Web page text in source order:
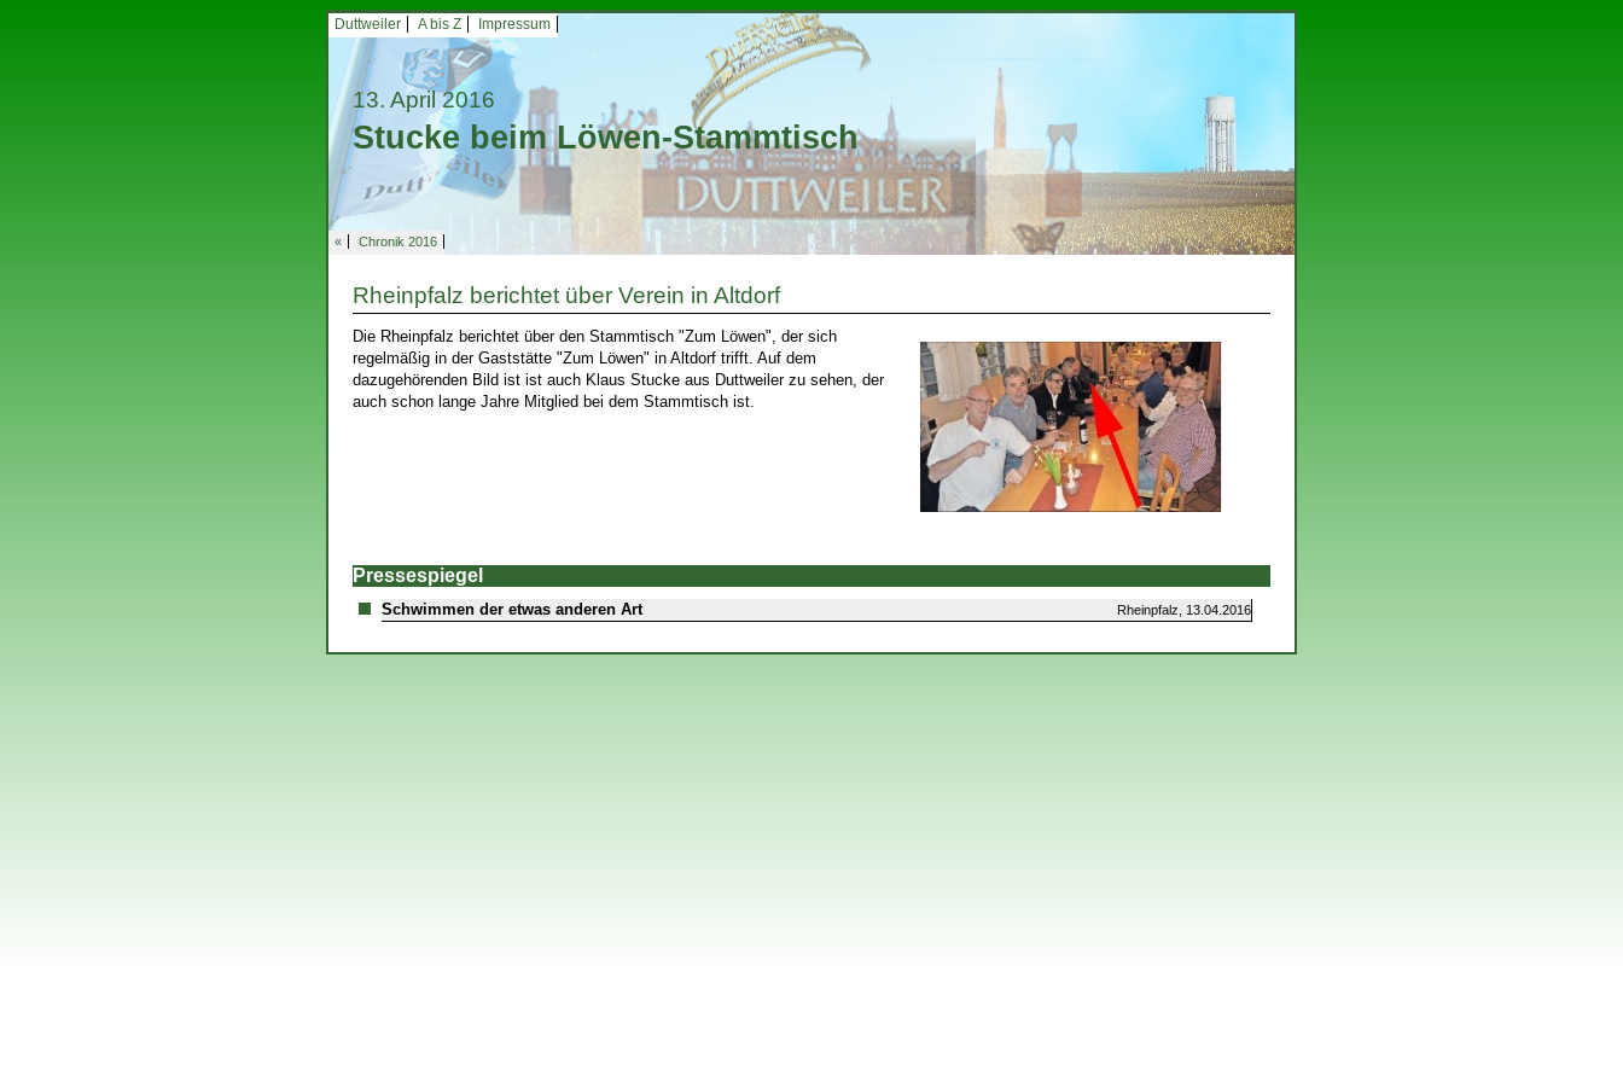
Duttweiler A bis Z Impressum
13. April 2016
Stucke beim Löwen-Stammtisch
« Chronik 2016
Rheinpfalz berichtet über Verein in Altdorf
Die Rheinpfalz berichtet über den Stammtisch "Zum Löwen", der sich
regelmäßig in der Gaststätte "Zum Löwen" in Altdorf trifft. Auf dem
dazugehörenden Bild ist ist auch Klaus Stucke aus Duttweiler zu sehen, der
auch schon lange Jahre Mitglied bei dem Stammtisch ist.
Pressespiegel
Schwimmen der etwas anderen Art Rheinpfalz, 13.04.2016